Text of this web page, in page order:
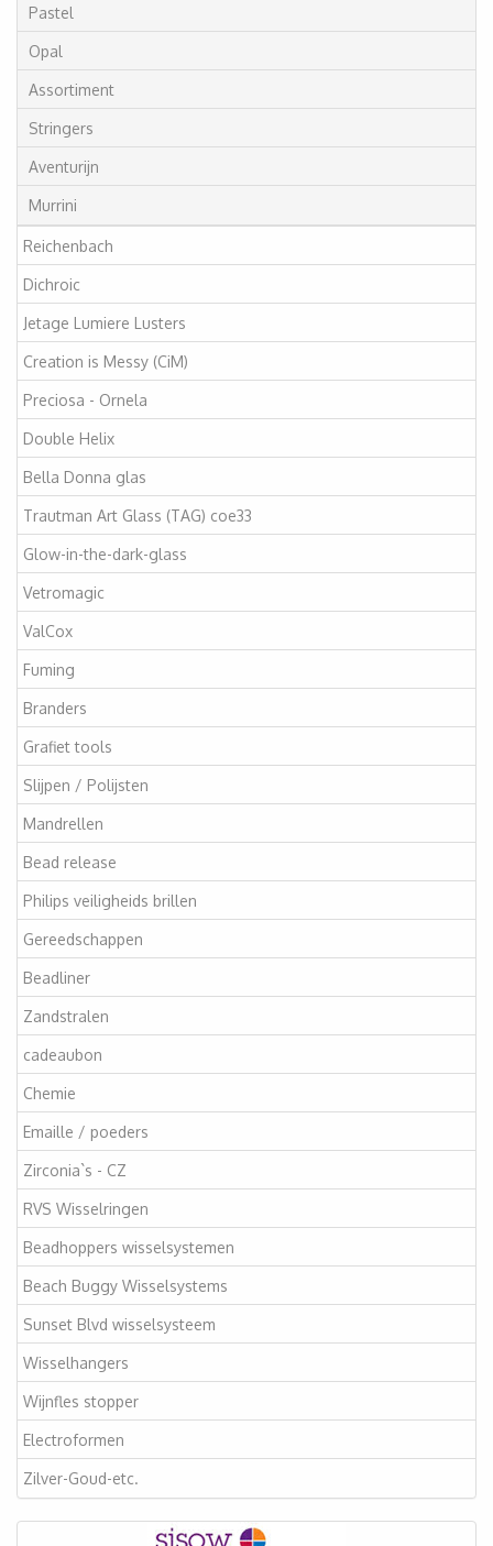
Pastel
Opal
Assortiment
Stringers
Aventurijn
Murrini
Reichenbach
Dichroic
Jetage Lumiere Lusters
Creation is Messy (CiM)
Preciosa - Ornela
Double Helix
Bella Donna glas
Trautman Art Glass (TAG) coe33
Glow-in-the-dark-glass
Vetromagic
ValCox
Fuming
Branders
Grafiet tools
Slijpen / Polijsten
Mandrellen
Bead release
Philips veiligheids brillen
Gereedschappen
Beadliner
Zandstralen
cadeaubon
Chemie
Emaille / poeders
Zirconia`s - CZ
RVS Wisselringen
Beadhoppers wisselsystemen
Beach Buggy Wisselsystems
Sunset Blvd wisselsysteem
Wisselhangers
Wijnfles stopper
Electroformen
Zilver-Goud-etc.